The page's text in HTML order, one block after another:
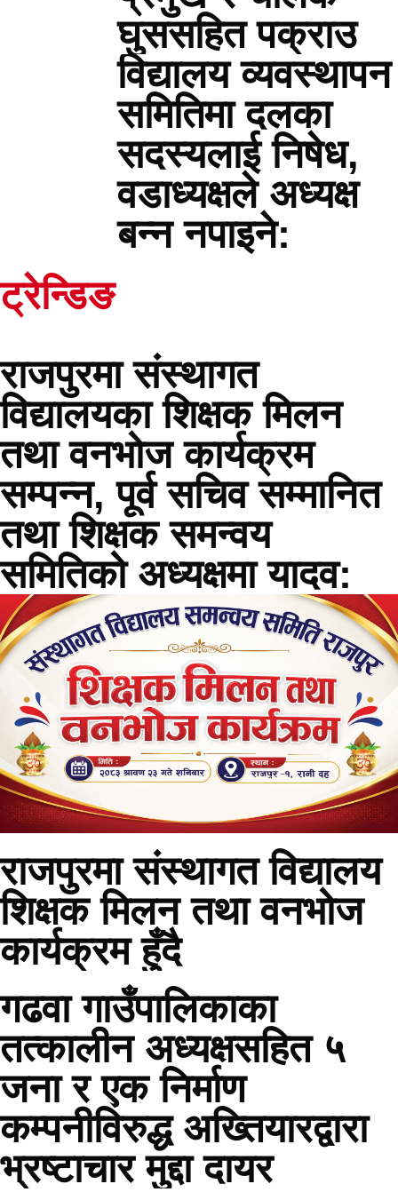
घुससहित पक्राउ
विद्यालय व्यवस्थापन
समितिमा दलका
सदस्यलाई निषेध,
वडाध्यक्षले अध्यक्ष
बन्न नपाइने:
ट्रेन्डिङ
राजपुरमा संस्थागत
विद्यालयका शिक्षक मिलन
तथा वनभोज कार्यक्रम
सम्पन्न, पूर्व सचिव सम्मानित
तथा शिक्षक समन्वय
समितिको अध्यक्षमा यादव:
राजपुरमा संस्थागत विद्यालय
शिक्षक मिलन तथा वनभोज
कार्यक्रम हुँदै
गढवा गाउँपालिकाका
तत्कालीन अध्यक्षसहित ५
जना र एक निर्माण
कम्पनीविरुद्ध अख्तियारद्वारा
भ्रष्टाचार मुद्दा दायर